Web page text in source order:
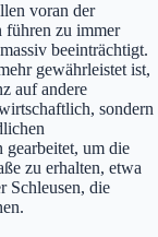
voran der
führen zu immer
beeinträchtigt.
gewährleistet ist,
auf andere
sondern
um die
zu erhalten, etwa
Schleusen, die